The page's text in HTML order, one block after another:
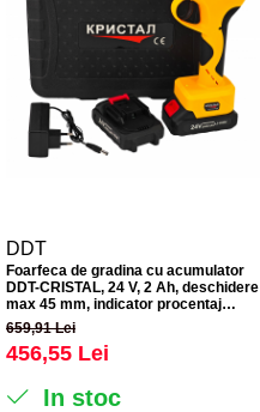
DDT
Foarfeca de gradina cu acumulator
DDT-CRISTAL, 24 V, 2 Ah, deschidere
max 45 mm, indicator procentaj
baterie
659,91 Lei
456,55 Lei
In stoc